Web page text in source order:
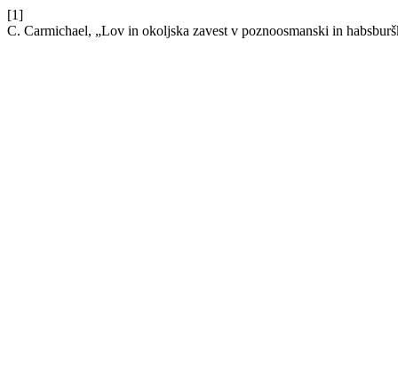
[1]
C. Carmichael, „Lov in okoljska zavest v poznoosmanski in